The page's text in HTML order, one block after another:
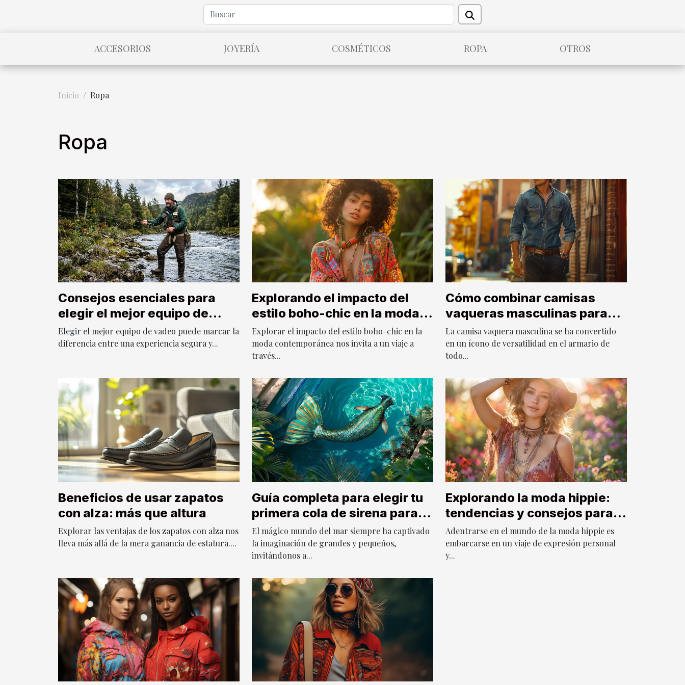
ACCESORIOS JOYERÍA COSMÉTICOS ROPA OTROS
Inicio Ropa
Ropa
Consejos esenciales para
elegir el mejor equipo de
vadeo
Elegir el mejor equipo de vadeo puede marcar la
diferencia entre una experiencia segura y...
Explorando el impacto del
estilo boho-chic en la moda
contemporánea
Explorar el impacto del estilo boho-chic en la
moda contemporánea nos invita a un viaje a
través...
Cómo combinar camisas
vaqueras masculinas para
diferentes ocasiones
La camisa vaquera masculina se ha convertido
en un ícono de versatilidad en el armario de
todo...
Beneficios de usar zapatos
con alza: más que altura
Explorar las ventajas de los zapatos con alza nos
lleva más allá de la mera ganancia de estatura....
Guía completa para elegir tu
primera cola de sirena para
natación
El mágico mundo del mar siempre ha captivado
la imaginación de grandes y pequeños,
invitándonos a...
Explorando la moda hippie:
tendencias y consejos para
un estilo boho
Adentrarse en el mundo de la moda hippie es
embarcarse en un viaje de expresión personal
y...